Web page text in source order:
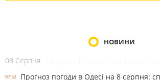
НОВИНИ
08 Серпня
07:52
Прогноз погоди в Одесі на 8 серпня: